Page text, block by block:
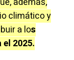
climático y
a los
el 2025.